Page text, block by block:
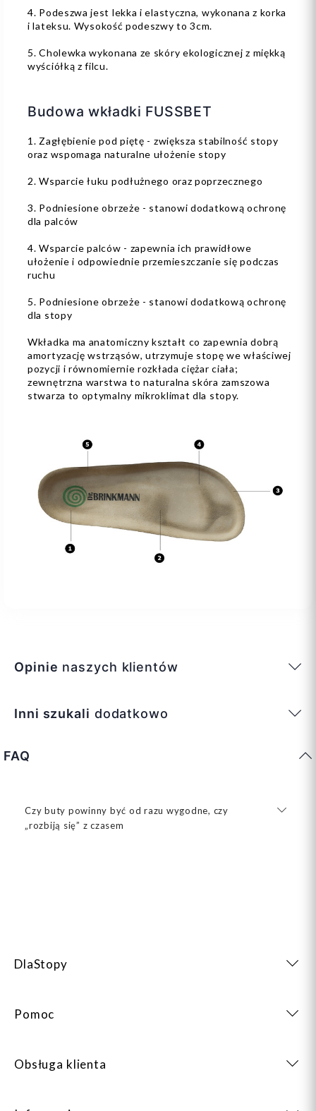
4. Podeszwa jest lekka i elastyczna, wykonana z korka
i lateksu. Wysokość podeszwy to 3cm.
5. Cholewka wykonana ze skóry ekologicznej z miękką
wyściółką z filcu.
Budowa wkładki FUSSBET
1. Zagłębienie pod piętę - zwiększa stabilność stopy
oraz wspomaga naturalne ułożenie stopy
2. Wsparcie łuku podłużnego oraz poprzecznego
3. Podniesione obrzeże - stanowi dodatkową ochronę
dla palców
4. Wsparcie palców - zapewnia ich prawidłowe
ułożenie i odpowiednie przemieszczanie się podczas
ruchu
5. Podniesione obrzeże - stanowi dodatkową ochronę
dla stopy
Wkładka ma anatomiczny kształt co zapewnia dobrą
amortyzację wstrząsów, utrzymuje stopę we właściwej
pozycji i równomiernie rozkłada ciężar ciała;
zewnętrzna warstwa to naturalna skóra zamszowa
stwarza to optymalny mikroklimat dla stopy.
Opinie naszych klientów
Inni szukali dodatkowo
FAQ
Czy buty powinny być od razu wygodne, czy
„rozbiją się” z czasem
DlaStopy
Pomoc
Obsługa klienta